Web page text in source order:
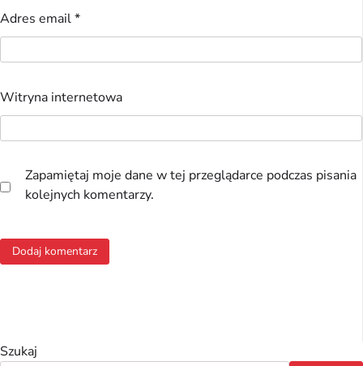
Adres email*
Witryna internetowa
Zapamiętaj moje dane w tej przeglądarce podczas pisania
kolejnych komentarzy.
Szukaj